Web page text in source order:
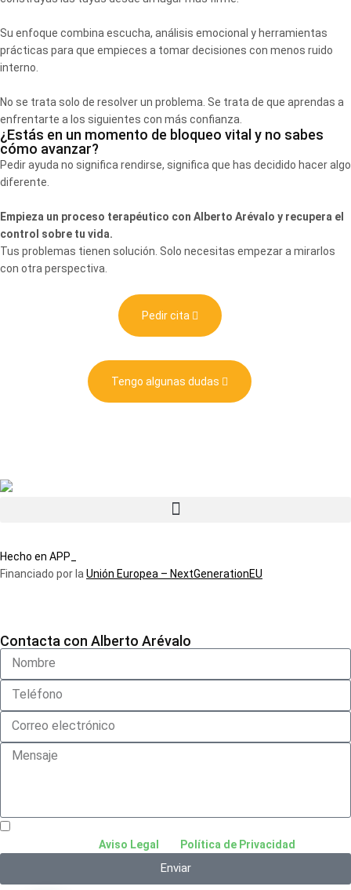
Su enfoque combina escucha, análisis emocional y herramientas
prácticas para que empieces a tomar decisiones con menos ruido
interno.
No se trata solo de resolver un problema. Se trata de que aprendas a
enfrentarte a los siguientes con más confianza.
¿Estás en un momento de bloqueo vital y no sabes
cómo avanzar?
Pedir ayuda no significa rendirse, significa que has decidido hacer algo
diferente.
Empieza un proceso terapéutico con Alberto Arévalo y recupera el
control sobre tu vida.
Tus problemas tienen solución. Solo necesitas empezar a mirarlos
con otra perspectiva.
Pedir cita
Tengo algunas dudas
Hecho en APP_
Financiado por la Unión Europea – NextGenerationEU
Contacta con Alberto Arévalo
Aviso Legal Política de Privacidad
Enviar